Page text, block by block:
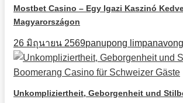
Mostbet Casino – Egy Igazi Kaszinó
Magyarországon
26 มิถุนายน 2569panupong
Unkompliziertheit, Geborgenheit und